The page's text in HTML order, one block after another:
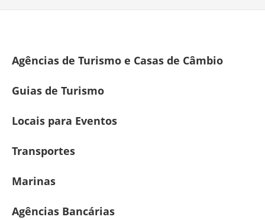
Agências de Turismo e Casas de Câmbio
Guias de Turismo
Locais para Eventos
Transportes
Marinas
Agências Bancárias